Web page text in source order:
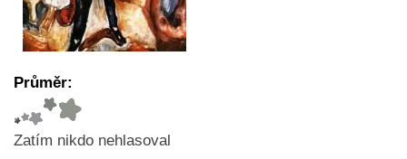
Průměr:
Zatím nikdo nehlasoval